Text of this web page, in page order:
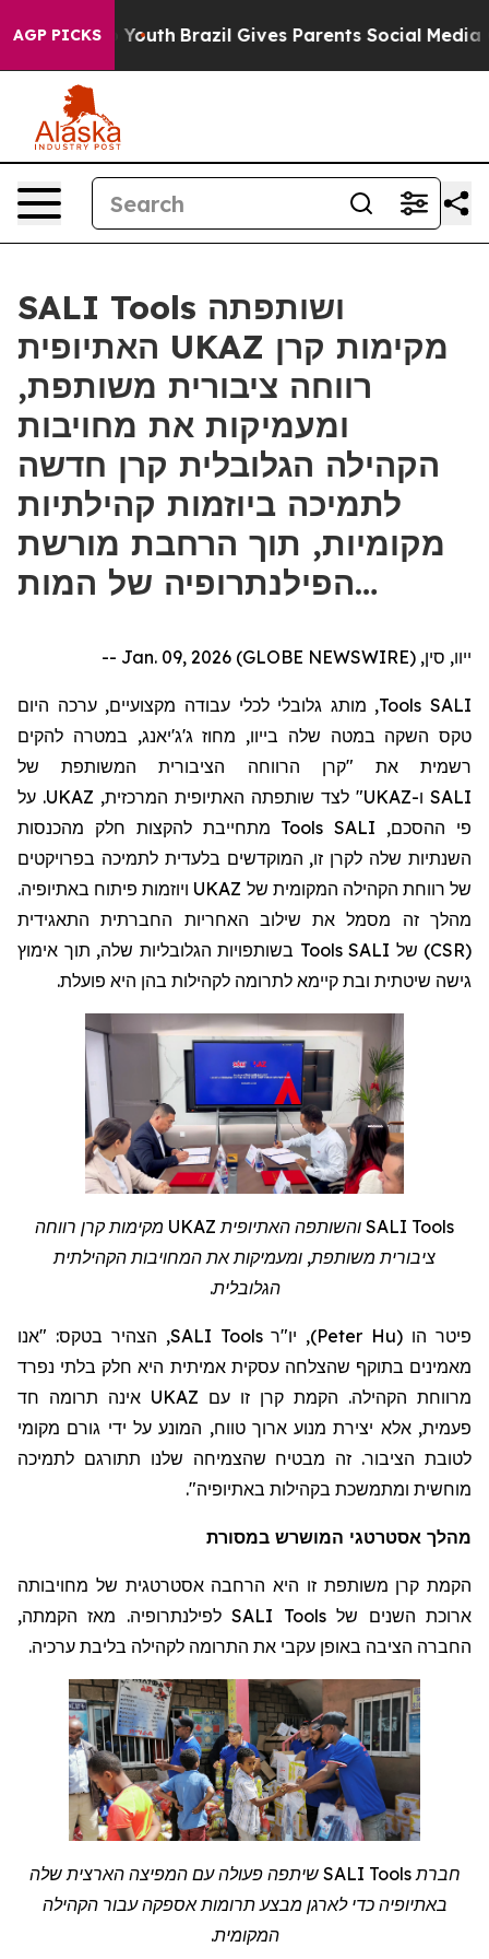
AGP PICKS
to Youth Brazil Gives Parents Social Media
SALI Tools ושותפתה
האתיופית UKAZ מקימות קרן
רווחה ציבורית משותפת,
ומעמיקות את מחויבות
הקהילה הגלובלית קרן חדשה
לתמיכה ביוזמות קהילתיות
מקומיות, תוך הרחבת מורשת
הפילנתרופיה של המות…
ייוו, סין, Jan. 09, 2026 (GLOBE NEWSWIRE) --
SALI
Tools, מותג גלובלי לכלי עבודה מקצועיים, ערכה היום
טקס השקה במטה שלה בייוו, מחוזג'ג'יאנג, במטרה להקים
רשמית את "קרן הרווחה הציבורית המשותפת של
SALI ו-UKAZ
"
לצד שותפתה האתיופית המרכזית, UKAZ. על
פי ההסכם, SALI
Tools מתחייבת להקצות חלק מהכנסות
השנתיות שלה לקרן זו, המוקדשים בלעדית לתמיכה בפרויקטים
של רווחת הקהילה המקומית של UKAZ ויוזמות פיתוח באתיופיה.
מהלך זה מסמל את שילוב האחריות החברתית התאגידית
(CSR) של SALI
Tools בשותפויות הגלובליות שלה, תוך אימוץ
גישה שיטתית ובת קיימא לתרומה לקהילות בהן היא פועלת.
SALI Tools והשותפה האתיופית UKAZ מקימות קרן רווחה
ציבורית משותפת, ומעמיקות את המחויבות הקהילתית
הגלובלית.
פיטר הו (
Peter Hu
), יו"רSALI Tools, הצהיר בטקס: "אנו
מאמינים בתוקף שהצלחה עסקית אמיתית היא חלק בלתי נפרד
מרווחת הקהילה. הקמת קרן זו עם UKAZ אינה תרומה חד
פעמית, אלא יצירת מנוע ארוך טווח, המונע על ידי גורם מקומי
לטובת הציבור. זה מבטיח שהצמיחה שלנו תתורגם לתמיכה
מוחשית ומתמשכת בקהילות באתיופיה".
מהלך אסטרטגי המושרש במסורת
הקמת קרן משותפת זו היא הרחבה אסטרטגית של מחויבותה
ארוכת השנים שלSALI Toolsלפילנתרופיה. מאז הקמתה,
החברה הציבה באופן עקבי את התרומה לקהילה בליבת ערכיה.
חברתSALI Tools שיתפה פעולה עם המפיצה הארצית שלה
באתיופיה כדי לארגן מבצע תרומות אספקהעבור הקהילה
המקומית.